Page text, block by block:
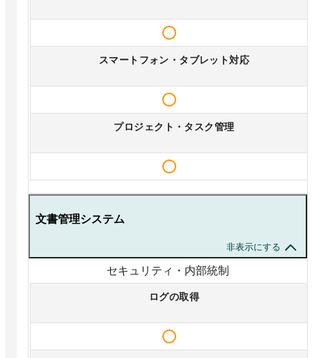
スマートフォン・タブレット対応
プロジェクト・タスク管理
文書管理システム
非表示にする
セキュリティ・内部統制
ログの取得